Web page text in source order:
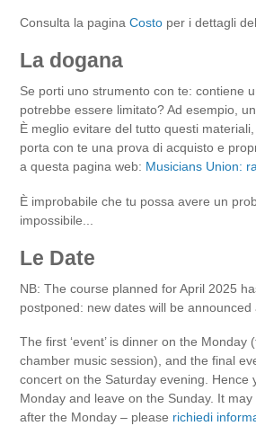
Consulta la paginaCosto per i dettagli
La dogana
Se porti uno strumento con te: contiene
potrebbe essere limitato? Ad esempio,
È meglio evitare del tutto questi
porta con te una prova di acquisto e
a questa pagina web: Musicians Union:
È improbabile che tu possa avere un
impossibile...
Le Date
NB: The course planned for April 2025
postponed: new dates will be announced
The first ‘event’ is dinner on the Monday
chamber music session), and the final
concert on the Saturday evening. Hence
Monday and leave on the Sunday. It
after the Monday – please richiedi